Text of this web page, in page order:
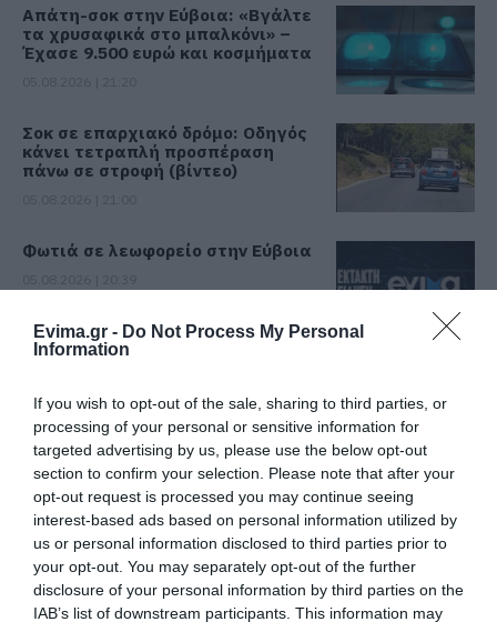
Evima.gr - Do Not Process My Personal
Information
If you wish to opt-out of the sale, sharing to third parties, or
processing of your personal or sensitive information for
targeted advertising by us, please use the below opt-out
section to confirm your selection. Please note that after your
opt-out request is processed you may continue seeing
interest-based ads based on personal information utilized by
us or personal information disclosed to third parties prior to
your opt-out. You may separately opt-out of the further
disclosure of your personal information by third parties on the
IAB’s list of downstream participants. This information may
Απάτη-σοκ στην Εύβοια: «Βγάλτε
τα χρυσαφικά στο μπαλκόνι» –
Έχασε 9.500 ευρώ και κοσμήματα
Σοκ σε επαρχιακό δρόμο: Οδηγός
κάνει τετραπλή προσπέραση
πάνω σε στροφή (βίντεο)
Φωτιά σε λεωφορείο στην Εύβοια
γνωρίζουν και είναι πολύ χρήσιμη
το καλοκαίρι
05.08.2026 | 20:20
Καθαρό και άφθονο νερό σε αυτή
την περιοχή της Εύβοιας
05.08.2026 | 20:00
Καραμπόλα τεσσάρων οχημάτων
Όλες οι τελευταίες ειδήσεις
ΠΕΡΙΣΣΟΤΕΡΑ ΑΠΟ ΕΙΔΗΣΕΙΣ ΕΥΒΟΙΑ